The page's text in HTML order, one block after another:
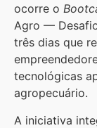
ocorre o
Agro —
três dias que
tecnológicas
agropecuário.
A iniciativa